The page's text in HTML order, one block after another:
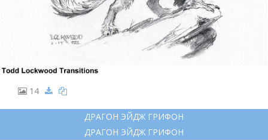
14
ДРАГОН ЭЙДЖ ГРИФОН
ДРАГОН ЭЙДЖ ГРИФОН